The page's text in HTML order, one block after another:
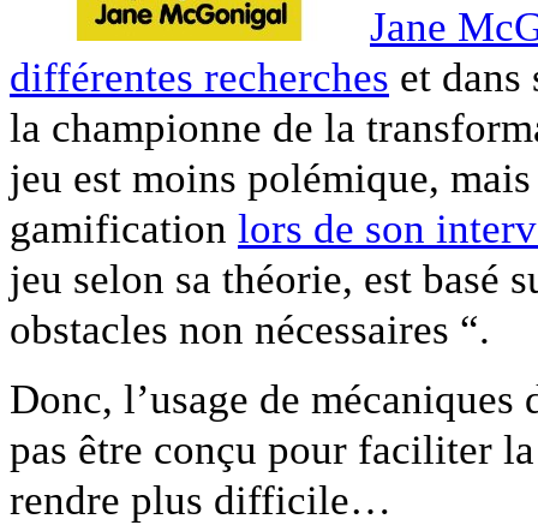
Jane
différentes recherches et
la championne de la
jeu est moins polémique,
gamification lors de son
jeu selon sa théorie, est basé
obstacles non nécessaires “.
Donc, l’usage de
pas être conçu pour faciliter
rendre plus difficile…